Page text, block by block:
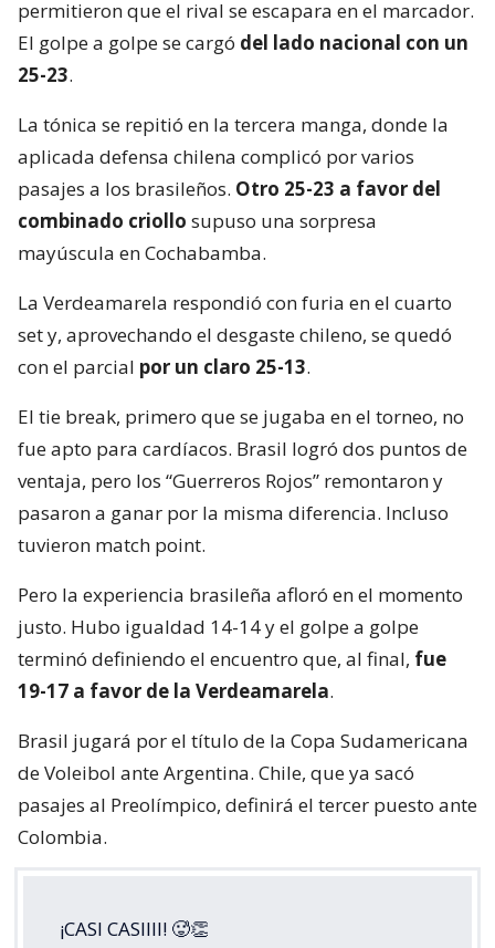
permitieron que el rival se escapara en el marcador.
El golpe a golpe se cargó del lado nacional con un
25-23.
La tónica se repitió en la tercera manga, donde la
aplicada defensa chilena complicó por varios
pasajes a los brasileños. Otro 25-23 a favor del
combinado criollo supuso una sorpresa
mayúscula en Cochabamba.
La Verdeamarela respondió con furia en el cuarto
set y, aprovechando el desgaste chileno, se quedó
con el parcial por un claro 25-13.
El tie break, primero que se jugaba en el torneo, no
fue apto para cardíacos. Brasil logró dos puntos de
ventaja, pero los “Guerreros Rojos” remontaron y
pasaron a ganar por la misma diferencia. Incluso
tuvieron match point.
Pero la experiencia brasileña afloró en el momento
justo. Hubo igualdad 14-14 y el golpe a golpe
terminó definiendo el encuentro que, al final, fue
19-17 a favor de la Verdeamarela.
Brasil jugará por el título de la Copa Sudamericana
de Voleibol ante Argentina. Chile, que ya sacó
pasajes al Preolímpico, definirá el tercer puesto ante
Colombia.
¡CASI CASIIII! 🥵👏